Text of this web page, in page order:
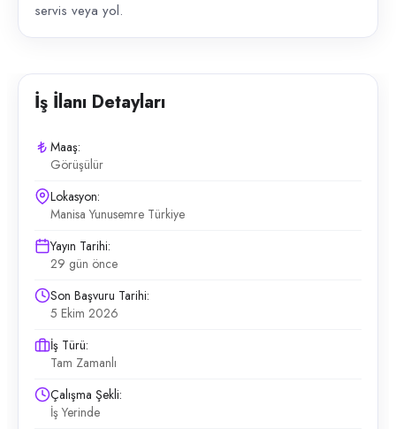
servis veya yol.
İş İlanı Detayları
Maaş:
Görüşülür
Lokasyon:
Manisa Yunusemre Türkiye
Yayın Tarihi:
29 gün önce
Son Başvuru Tarihi:
5 Ekim 2026
İş Türü:
Tam Zamanlı
Çalışma Şekli:
İş Yerinde